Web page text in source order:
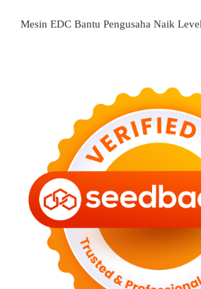
Mesin EDC Bantu Pengusaha Naik